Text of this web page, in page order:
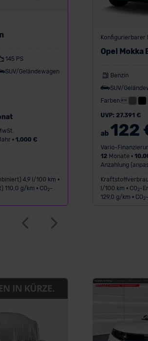
145 PS
SUV/Geländewagen
• 1.000 €
4,9 l/100 km •
110,0 g/km • CO2-
Konfigurierbarer
Opel Mokka
Benzin
SUV/
Farben:
UVP: 27.391 €
ab 122
Vario-
12 Monate •
Anzahlung
l/100 km • CO2-
129,0 g/km • CO2